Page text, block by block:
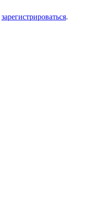
зарегистрироваться.